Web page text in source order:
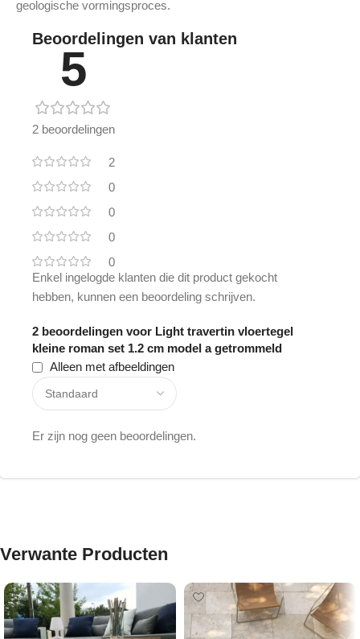
geologische vormingsproces.
Beoordelingen van klanten
5
2 beoordelingen
2
0
0
0
0
2 beoordelingen voor Light travertin vloertegel
kleine roman set 1.2 cm model a getrommeld
Alleen met afbeeldingen
Er zijn nog geen beoordelingen.
Enkel ingelogde klanten die dit product gekocht
hebben, kunnen een beoordeling schrijven.
Verwante Producten